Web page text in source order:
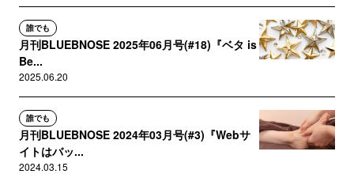
誰でも
月刊BLUEBNOSE 2025年06月号(#18)『ベタ is
Be...
2025.06.20
誰でも
月刊BLUEBNOSE 2024年03月号(#3)『Webサ
イトはバッ...
2024.03.15